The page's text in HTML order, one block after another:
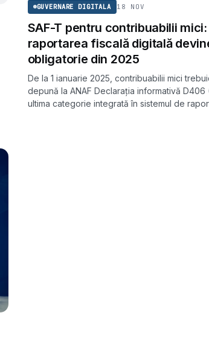
GUVERNARE DIGITALA 18 NOV
SAF-T pentru contribuabilii mici:
raportarea fiscală digitală
obligatorie din 2025
De la 1 ianuarie 2025, contribuabilii mici
depună la ANAF Declarația informativă D406
ultima categorie integrată în sistemul de